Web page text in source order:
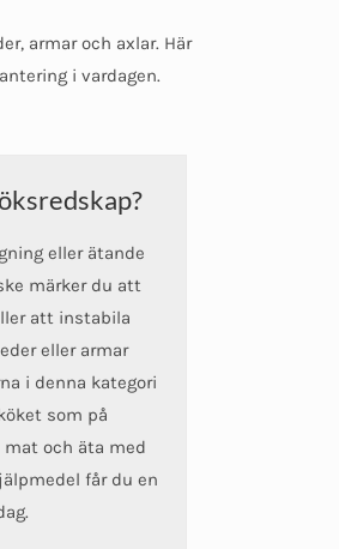
armar och axlar. Här
i vardagen.
eller ätande
märker du att
att instabila
eller armar
i denna kategori
som på
och äta med
får du en